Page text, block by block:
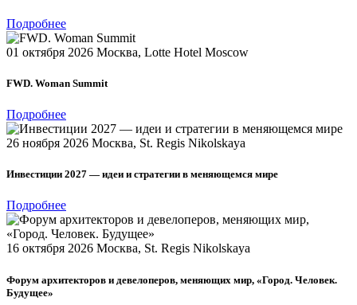
Подробнее
01 октября 2026 Москва, Lotte Hotel Moscow
FWD. Woman Summit
Подробнее
26 ноября 2026 Москва, St. Regis Nikolskaya
Инвестиции 2027 — идеи и стратегии в меняющемся мире
Подробнее
16 октября 2026 Москва, St. Regis Nikolskaya
Форум архитекторов и девелоперов, меняющих мир, «Город. Человек.
Будущее»